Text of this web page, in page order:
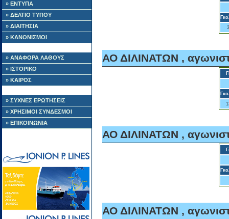
» ΕΝΤΥΠΑ
» ΔΕΛΤΙΟ ΤΥΠΟΥ
» ΔΙΑΙΤΗΣΙΑ
» ΚΑΝΟΝΙΣΜΟΙ
» ΑΝΑΦΟΡΑ ΛΑΘΟΥΣ
» ΙΣΤΟΡΙΚΟ
» ΚΑΙΡΟΣ
» ΣΥΧΝΕΣ ΕΡΩΤΗΣΕΙΣ
» ΧΡΗΣΙΜΟΙ ΣΥΝΔΕΣΜΟΙ
» ΕΠΙΚΟΙΝΩΝΙΑ
ΑΟ ΔΙΛΙΝΑΤΩΝ ,
ΑΟ ΔΙΛΙΝΑΤΩΝ ,
ΑΟ ΔΙΛΙΝΑΤΩΝ ,